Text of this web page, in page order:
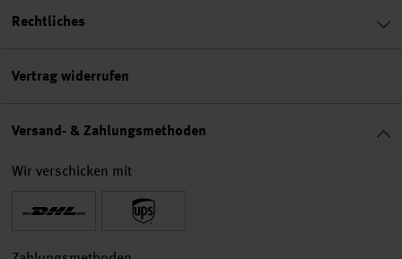
Rechtliches
Vertrag widerrufen
Versand- & Zahlungsmethoden
Wir verschicken mit